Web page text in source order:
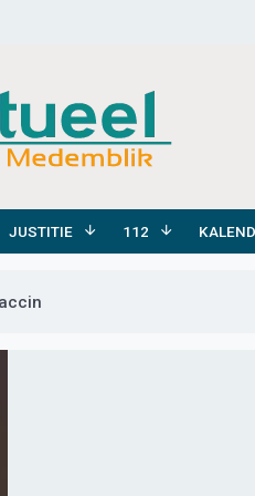
JUSTITIE 112